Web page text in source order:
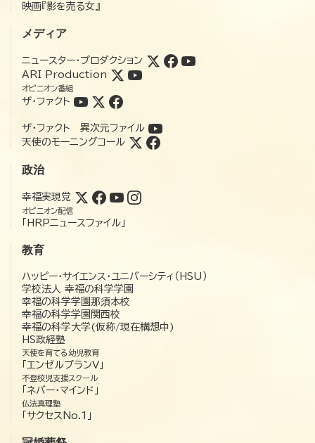
映画『影を売る女』
メディア
ニュースター・プロダクション
ARI Production
オピニオン番組
ザ・ファクト
ザ・ファクト 異次元ファイル
天使のモーニングコール
政治
幸福実現党
オピニオン配信
「HRPニュースファイル」
教育
ハッピー・サイエンス・ユニバーシティ（HSU）
学校法人 幸福の科学学園
幸福の科学学園那須本校
幸福の科学学園関西校
幸福の科学大学(仮称/現在構想中)
HS政経塾
天使を育てる幼児教育
「エンゼルプランV」
不登校児支援スクール
「ネバー・マインド」
仏法真理塾
「サクセスNo.1」